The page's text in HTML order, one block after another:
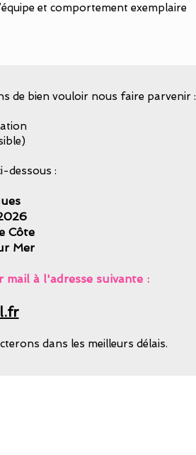
et comportement exemplaire
de bien vouloir nous faire parvenir :
dessous :
Côte
Mer
à l'adresse suivante :
dans les meilleurs délais.